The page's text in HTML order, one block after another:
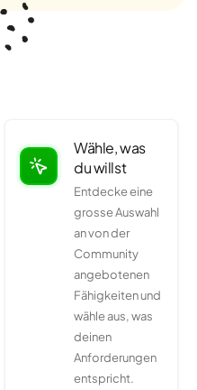
Wähle, was
du willst
Entdecke eine
grosse Auswahl
an von der
Community
angebotenen
Fähigkeiten und
wähle aus, was
deinen
Anforderungen
entspricht.